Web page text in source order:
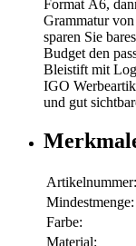
Format A6,
Grammatur
sparen Sie
Budget den
Bleistift mit
IGO
und gut
Artikelnummer:
Mindestmenge:
Farbe:
Material: